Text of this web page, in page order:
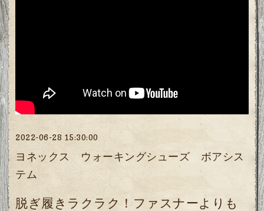
2022-06-28 15:30:00
ヨネックス ウォーキングシューズ ボアシス
テム
脱ぎ履きラクラク！ファスナーよりも